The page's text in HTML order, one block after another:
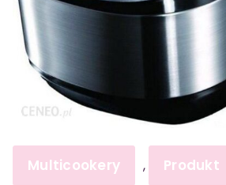
Multicookery , Produkt